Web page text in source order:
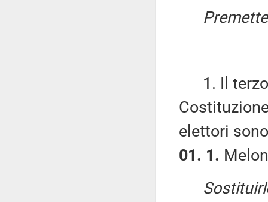
1. Il terzo
elettori
01. 1.